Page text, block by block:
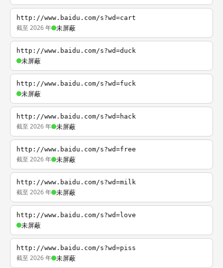
http://www.baidu.com/s?wd=cart
截至 2026 年 未屏蔽
http://www.baidu.com/s?wd=duck
未屏蔽
http://www.baidu.com/s?wd=fuck
未屏蔽
http://www.baidu.com/s?wd=hack
截至 2026 年 未屏蔽
http://www.baidu.com/s?wd=free
截至 2026 年 未屏蔽
http://www.baidu.com/s?wd=milk
截至 2026 年 未屏蔽
http://www.baidu.com/s?wd=love
未屏蔽
http://www.baidu.com/s?wd=piss
截至 2026 年 未屏蔽